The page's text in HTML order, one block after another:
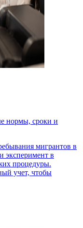
нормы, сроки и
мигрантов в
эксперимент в
процедуры.
учет, чтобы